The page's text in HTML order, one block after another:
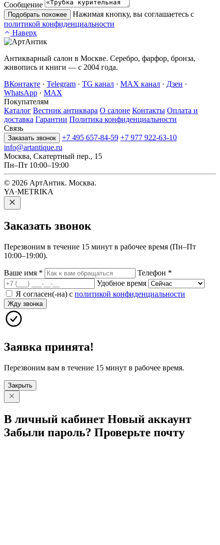
Сообщение
Подобрать похожее
Нажимая кнопку, вы соглашаетесь с
политикой конфиденциальности
Наверх
Антикварный салон в Москве. Серебро, фарфор, бронза,
живопись и книги — с 2004 года.
ВКонтакте · Telegram · TG канал · MAX канал · Дзен ·
WhatsApp · MAX
Покупателям
Каталог Вестник антиквара О салоне Контакты Оплата и
доставка Гарантии Политика конфиденциальности
Связь
Заказать звонок +7 495 657-84-59 +7 977 922-63-10
info@artantique.ru
Москва, Скатертный пер., 15
Пн–Пт 10:00–19:00
© 2026 АртАнтик. Москва.
YA·METRIKA
Заказать звонок
Перезвоним в течение 15 минут в рабочее время (Пн–Пт
10:00–19:00).
Ваше имя * Телефон *
Удобное время
Я согласен(-на) с политикой конфиденциальности
Жду звонка
Заявка принята!
Перезвоним вам в течение 15 минут в рабочее время.
Закрыть
В личный кабинет Новый аккаунт
Забыли пароль? Проверьте почту